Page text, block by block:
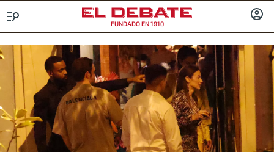
FUNDADO EN 1910